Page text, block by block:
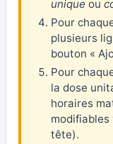
unique ou
Pour
plusieurs
bouton «
Pour
la dose
horaires
tête).